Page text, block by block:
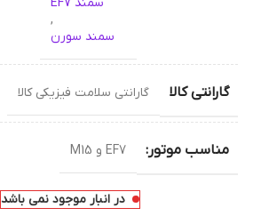
,
سمند سورن
گارانتی کالا گارانتی سلامت فیزیکی کالا
مناسب موتور: EF7 و M15
در انبار موجود نمی باشد